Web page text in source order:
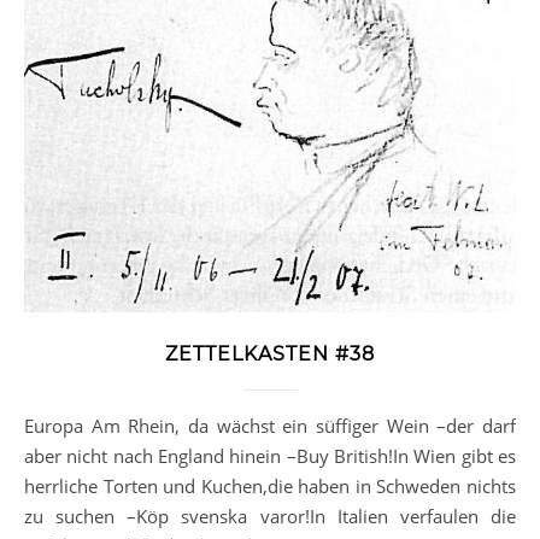
ZETTELKASTEN #38
Europa Am Rhein, da wächst ein süffiger Wein –der darf
aber nicht nach England hinein –Buy British!In Wien gibt es
herrliche Torten und Kuchen,die haben in Schweden nichts
zu suchen –Köp svenska varor!In Italien verfaulen die